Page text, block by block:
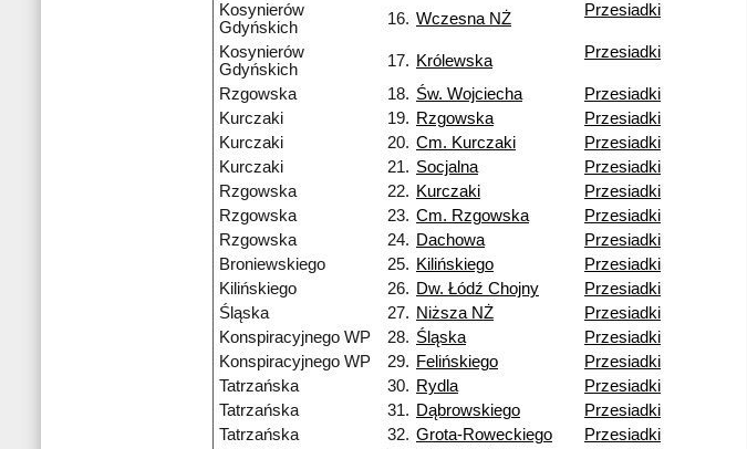
Kosynierów
Gdyńskich
16. Wczesna NŻ Przesiadki
Kosynierów
Gdyńskich
17. Królewska Przesiadki
Rzgowska 18. Św. Wojciecha
Przesiadki
Kurczaki
19. Rzgowska
Przesiadki
Kurczaki
20. Cm. Kurczaki
Przesiadki
Kurczaki
21. Socjalna
Przesiadki
Rzgowska
22. Kurczaki
Przesiadki
Rzgowska
23. Cm. Rzgowska
Przesiadki
Rzgowska
24. Dachowa
Przesiadki
Broniewskiego
25. Kilińskiego
Przesiadki
Kilińskiego
26. Dw. Łódź Chojny
Przesiadki
Śląska
27. Niższa NŻ
Przesiadki
Konspiracyjnego WP
28. Śląska
Przesiadki
Konspiracyjnego WP
29. Felińskiego
Przesiadki
Tatrzańska
30. Rydla
Przesiadki
Tatrzańska
31. Dąbrowskiego
Przesiadki
Tatrzańska
32. Grota-Roweckiego
Przesiadki